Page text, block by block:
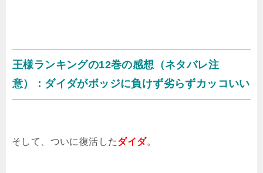
王様ランキングの12巻の感想（ネタバレ注
意）：ダイダがボッジに負けず劣らずカッコいい
そして、ついに復活したダイダ。